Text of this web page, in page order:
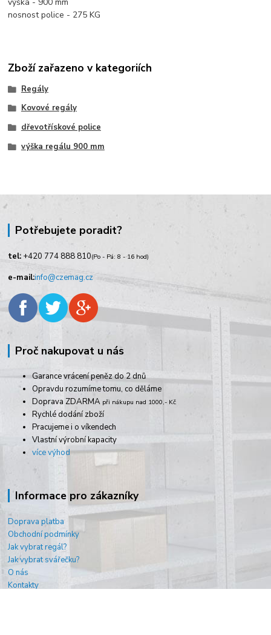
nosnost police - 275 KG
Zboží zařazeno v kategoriích
Regály
Kovové regály
dřevotřískové police
výška regálu 900 mm
Potřebujete poradit?
tel: +420 774 888 810(Po - Pá: 8 - 16 hod)
e-mail:info@czemag.cz
Proč nakupovat u nás
Garance vrácení peněz do 2 dnů
Opravdu rozumíme tomu, co děláme
Doprava ZDARMA při nákupu nad 1000,- Kč
Rychlé dodání zboží
Pracujeme i o víkendech
Vlastní výrobní kapacity
více výhod
Informace pro zákazníky
Doprava platba
Obchodní podmínky
Jak vybrat regál?
Jak vybrat svářečku?
O nás
Kontakty